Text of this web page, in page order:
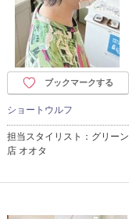
ブックマークする
ショートウルフ
担当スタイリスト：グリーン
店 オオタ